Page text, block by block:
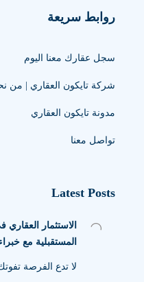
روابط سريعة
سجل عقارك معنا اليوم
شركة تايكون العقاري | من
مدونة تايكون العقاري
تواصل معنا
Latest Posts
المستقبلية مع
لا تدع الفرصة